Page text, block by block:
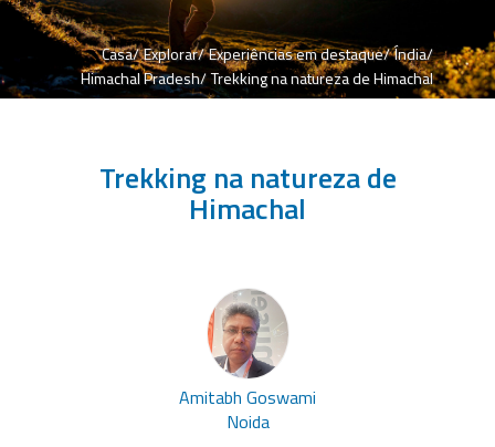
Casa/Explorar/Experiências em destaque/Índia/
Himachal Pradesh/Trekking na natureza de Himachal
Trekking na natureza de
Himachal
Amitabh Goswami
Noida